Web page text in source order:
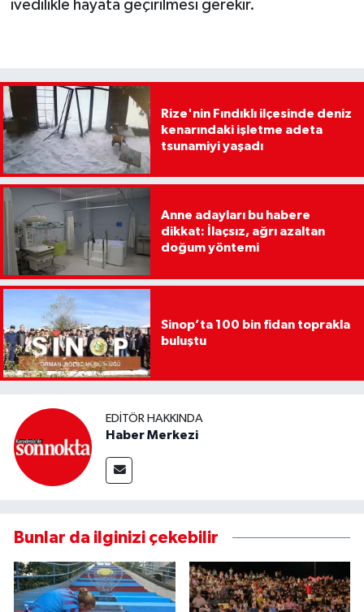
ivedilikle hayata geçirilmesi gerekir.
Rize'nin Fındıklı ilçesinde deniz
kenarındaki işletme adeta
tsunamiyi yaşadı
Anne adayları bu habere
dikkat: İlaçsız, ağrı azaltan
doğum yöntemi
Sinop’ta 100 bin fidan toprakla
buluştu
EDITÖR HAKKINDA
Haber Merkezi
Bunlar da ilginizi çekebilir